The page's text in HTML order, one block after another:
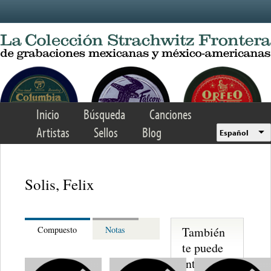
Inicio Búsqueda
Canciones
Artistas
Sellos Blog Español
Solis, Felix
Compuesto Notas
También
te puede
interesar...